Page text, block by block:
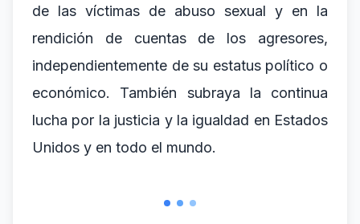
de las víctimas de abuso sexual y en la
rendición de cuentas de los agresores,
independientemente de su estatus político o
económico. También subraya la continua
lucha por la justicia y la igualdad en Estados
Unidos y en todo el mundo.